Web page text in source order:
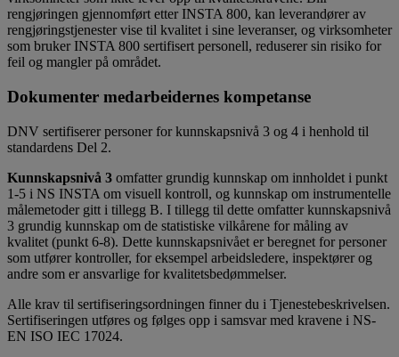
rengjøringen gjennomført etter INSTA 800, kan leverandører av
rengjøringstjenester vise til kvalitet i sine leveranser, og virksomheter
som bruker INSTA 800 sertifisert personell, reduserer sin risiko for
feil og mangler på området.
Dokumenter medarbeidernes kompetanse
DNV sertifiserer personer for kunnskapsnivå 3 og 4 i henhold til
standardens Del 2.
Kunnskapsnivå 3 omfatter grundig kunnskap om innholdet i punkt
1-5 i NS INSTA om visuell kontroll, og kunnskap om instrumentelle
målemetoder gitt i tillegg B. I tillegg til dette omfatter kunnskapsnivå
3 grundig kunnskap om de statistiske vilkårene for måling av
kvalitet (punkt 6-8). Dette kunnskapsnivået er beregnet for personer
som utfører kontroller, for eksempel arbeidsledere, inspektører og
andre som er ansvarlige for kvalitetsbedømmelser.
Alle krav til sertifiseringsordningen finner du i Tjenestebeskrivelsen.
Sertifiseringen utføres og følges opp i samsvar med kravene i NS-
EN ISO IEC 17024.